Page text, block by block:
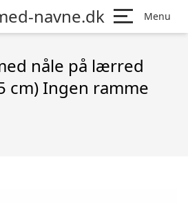
navne.dk Menu
nåle på lærred
cm) Ingen ramme